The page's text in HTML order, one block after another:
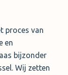
proces van
en
bijzonder
Wij zetten